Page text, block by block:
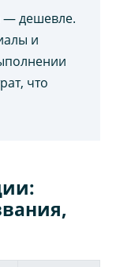
— дешевле.
и
что